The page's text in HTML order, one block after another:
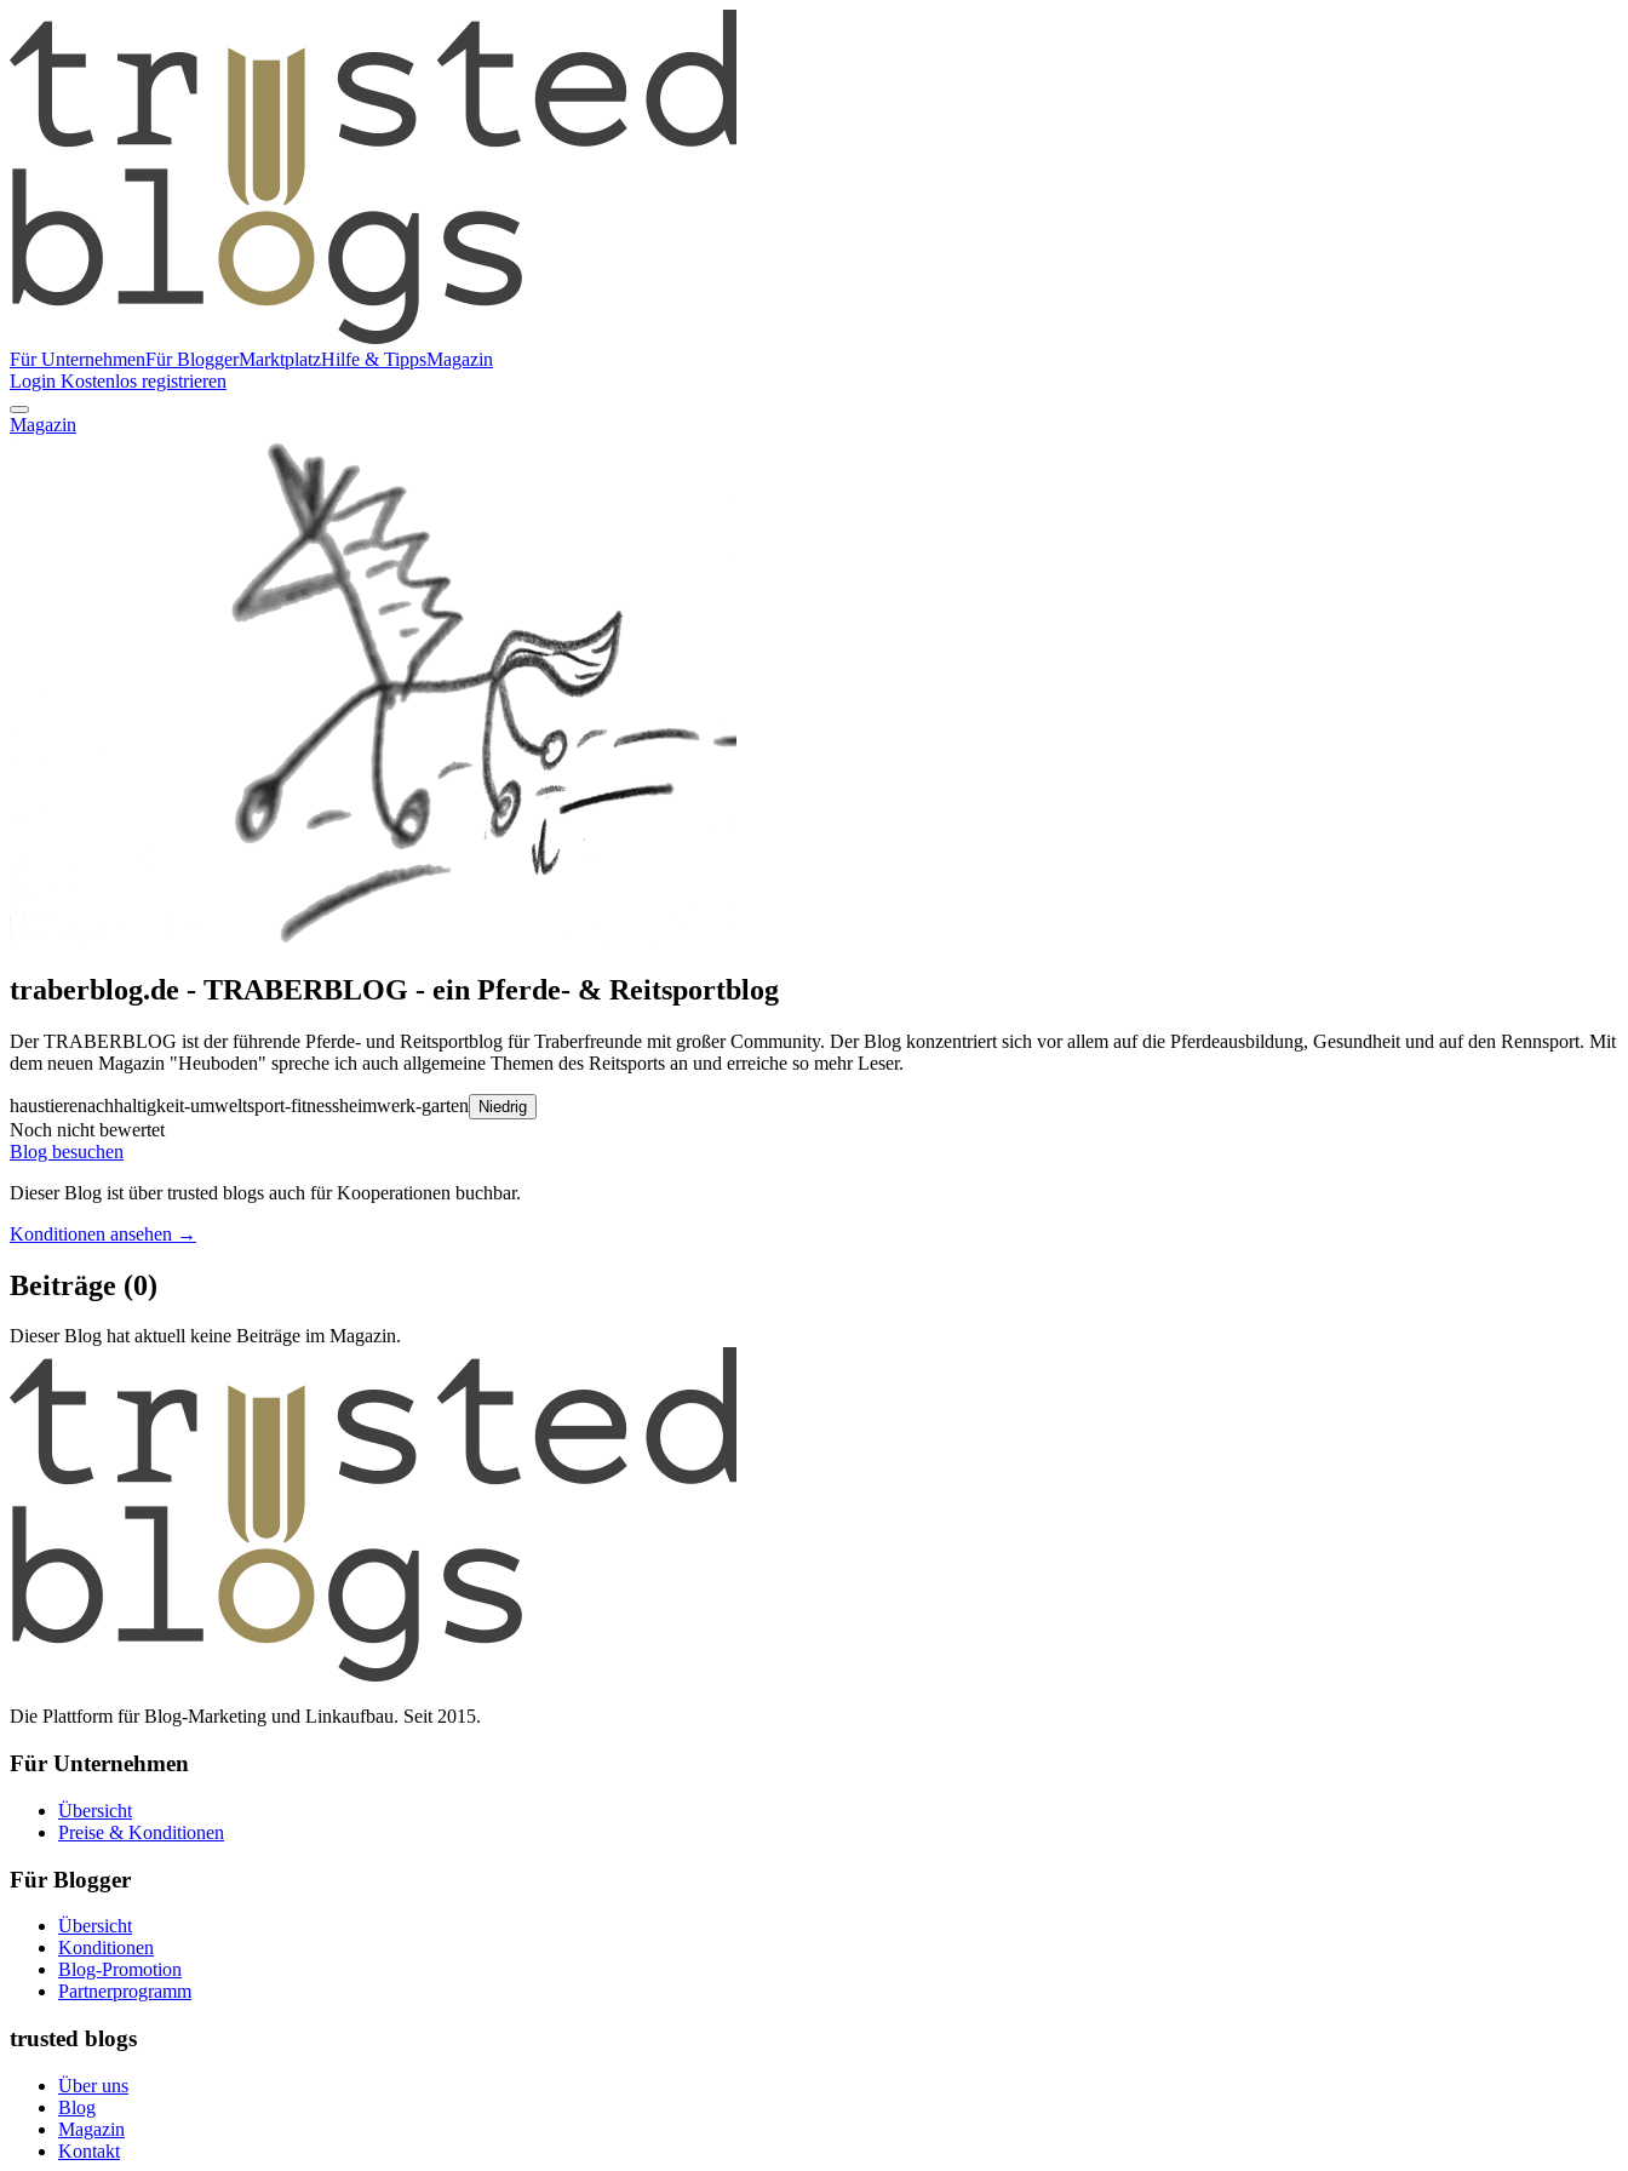
Für UnternehmenFür BloggerMarktplatzHilfe & TippsMagazin
Login Kostenlos registrieren
Magazin
traberblog.de - TRABERBLOG - ein Pferde- & Reitsportblog
Der TRABERBLOG ist der führende Pferde- und Reitsportblog für Traberfreunde mit großer Community. Der Blog konzentriert sich vor allem auf die Pferdeausbildung, Gesundheit und auf den Rennsport. Mit
dem neuen Magazin "Heuboden" spreche ich auch allgemeine Themen des Reitsports an und erreiche so mehr Leser.
haustierenachhaltigkeit-umweltsport-fitnessheimwerk-garten Niedrig
Noch nicht bewertet
Blog besuchen
Dieser Blog ist über trusted blogs auch für Kooperationen buchbar.
Konditionen ansehen →
Beiträge (0)
Dieser Blog hat aktuell keine Beiträge im Magazin.
Die Plattform für Blog-Marketing und Linkaufbau. Seit 2015.
Für Unternehmen
Übersicht
Preise & Konditionen
Für Blogger
Übersicht
Konditionen
Blog-Promotion
Partnerprogramm
trusted blogs
Über uns
Blog
Magazin
Kontakt